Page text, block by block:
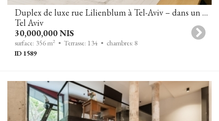
Duplex de luxe rue Lilienblum à Tel-Aviv – dans un projet boutique unique
Tel Aviv
30,000,000 NIS
surface: 356 m2 • Terrasse: 134 • chambres: 8
ID 1589